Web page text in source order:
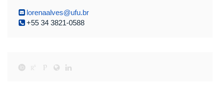
lorenaalves@ufu.br
+55 34 3821-0588